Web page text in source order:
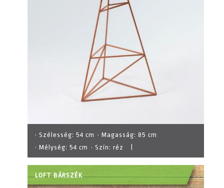
· Szélesség: 54 cm · Magasság: 85 cm
· Mélység: 54 cm · Szín: réz
LOFT BÁRSZÉK